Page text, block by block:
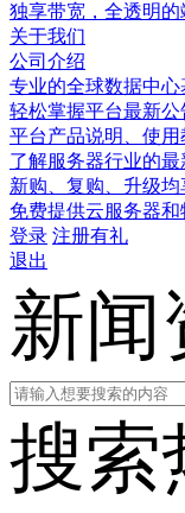
独享带宽，全透明
关于我们
公司介绍
专业的全球数据中
轻松掌握平台最新公
平台产品说明、使
了解服务器行业的
新购、复购、升级
免费提供云服务器
登录 注册有礼
退出
新闻
搜索